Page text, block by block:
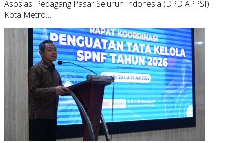
Asosiasi Pedagang Pasar Seluruh Indonesia (DPD APPSI)
Kota Metro…